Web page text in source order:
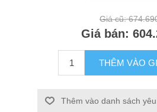
Giá cũ:
Giá bán:
THÊM VÀO
Thêm vào danh sách